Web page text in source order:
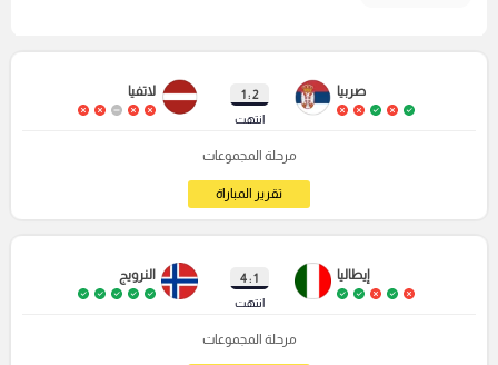
صربيا
2 : 1
انتهت
لاتفيا
مرحلة المجموعات
تقرير المباراة
إيطاليا
1 : 4
انتهت
النرويج
مرحلة المجموعات